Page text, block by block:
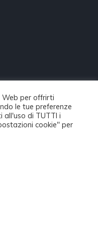
Web per offrirti
le tue preferenze
all'uso di TUTTI i
cookie" per